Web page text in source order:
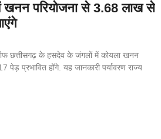
खनन परियोजना से 3.68 लाख से
छत्तीसगढ़ के हसदेव के जंगलों में कोयला खनन
प्रभावित होंगे. यह जानकारी पर्यावरण राज्य